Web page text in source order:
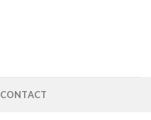
CONTACT